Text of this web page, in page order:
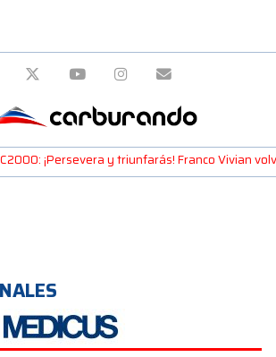
¡Persevera y triunfarás! Franco Vivian